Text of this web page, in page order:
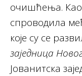
очишћења. Као
спроводила
које су се
заједница
Јованитска